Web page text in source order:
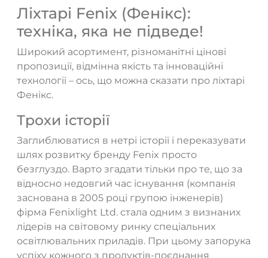
Ліхтарі Fenix (Фенікс):
техніка, яка не підведе!
Широкий асортимент, різноманітні цінові
пропозиції, відмінна якість та інноваційні
технології – ось, що можна сказати про ліхтарі
Фенікс.
Трохи історії
Заглиблюватися в нетрі історії і переказувати
шлях розвитку бренду Fenix просто
безглуздо. Варто згадати тільки про те, що за
відносно недовгий час існування (компанія
заснована в 2005 році групою інженерів)
фірма Fenixlight Ltd. стала одним з визнаних
лідерів на світовому ринку спеціальних
освітлювальних приладів. При цьому запорука
успіху кожного з продуктів-поєднання